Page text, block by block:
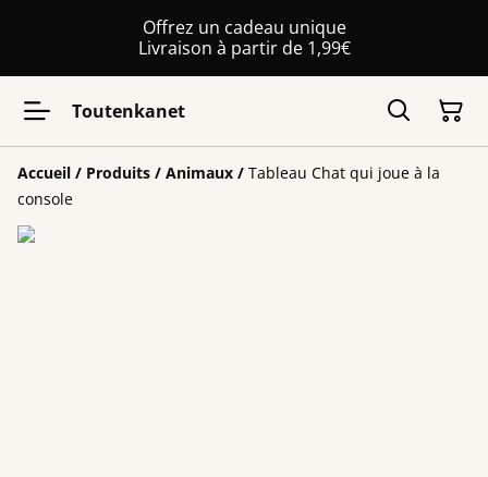
Offrez un cadeau unique
Livraison à partir de 1,99€
Toutenkanet
Accueil / Produits / Animaux / Tableau Chat qui joue à la
console